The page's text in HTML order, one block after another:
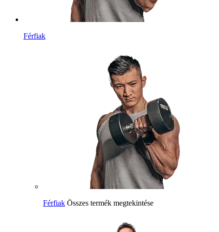
Férfiak
Férfiak Összes termék megtekintése